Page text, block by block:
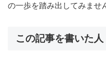
の一歩を踏み出してみませ
この記事を書いた